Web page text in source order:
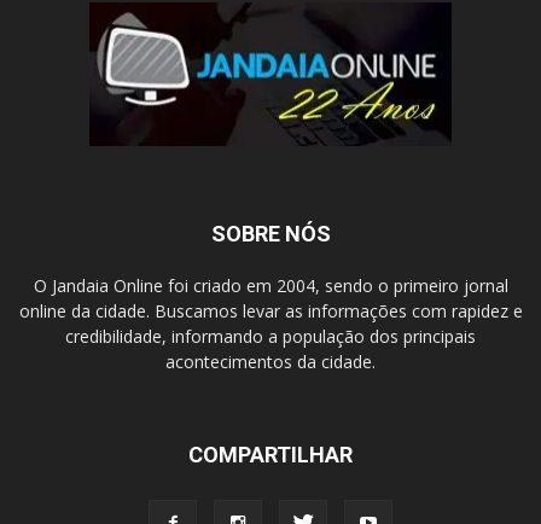
SOBRE NÓS
O Jandaia Online foi criado em 2004, sendo o primeiro jornal
online da cidade. Buscamos levar as informações com rapidez e
credibilidade, informando a população dos principais
acontecimentos da cidade.
COMPARTILHAR